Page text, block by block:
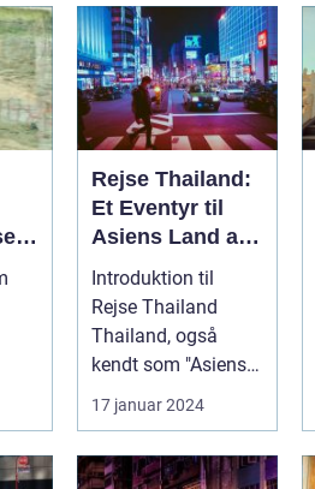
Rejse Thailand:
Et Eventyr til
Asiens Land af
Smil
Introduktion til
Rejse Thailand
Thailand, også
kendt som "Asiens
Land af Smil," er en
destination m...
17 januar 2024